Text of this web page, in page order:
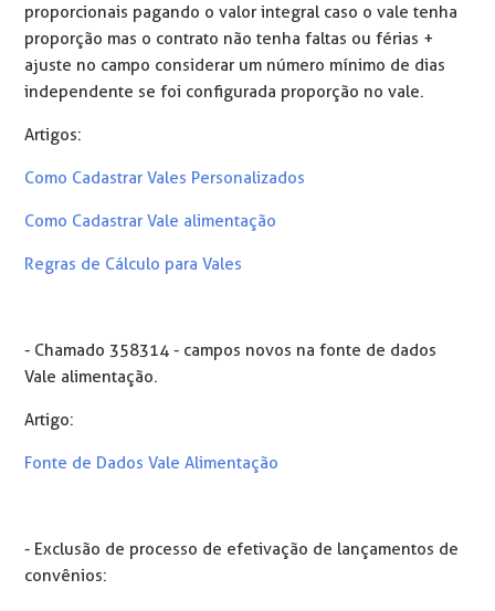
proporcionais pagando o valor integral caso o vale tenha
proporção mas o contrato não tenha faltas ou férias +
ajuste no campo considerar um número mínimo de dias
independente se foi configurada proporção no vale.
Artigos:
Como Cadastrar Vales Personalizados
Como Cadastrar Vale alimentação
Regras de Cálculo para Vales
- Chamado 358314 - campos novos na fonte de dados
Vale alimentação.
Artigo:
Fonte de Dados Vale Alimentação
- Exclusão de processo de efetivação de lançamentos de
convênios: